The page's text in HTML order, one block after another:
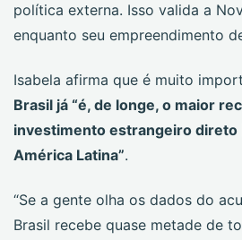
política externa. Isso valida a
enquanto seu empreendimento
Isabela afirma que é muito
Brasil já “é, de longe, o maior
investimento estrangeiro direto
América Latina”.
“Se a gente olha os dados do
Brasil recebe quase metade de